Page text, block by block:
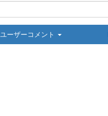
ユーザーコメント